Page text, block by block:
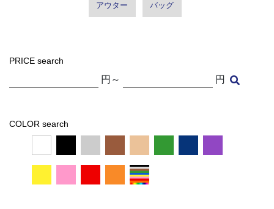
アウター バッグ
PRICE search
円～ 円
COLOR search